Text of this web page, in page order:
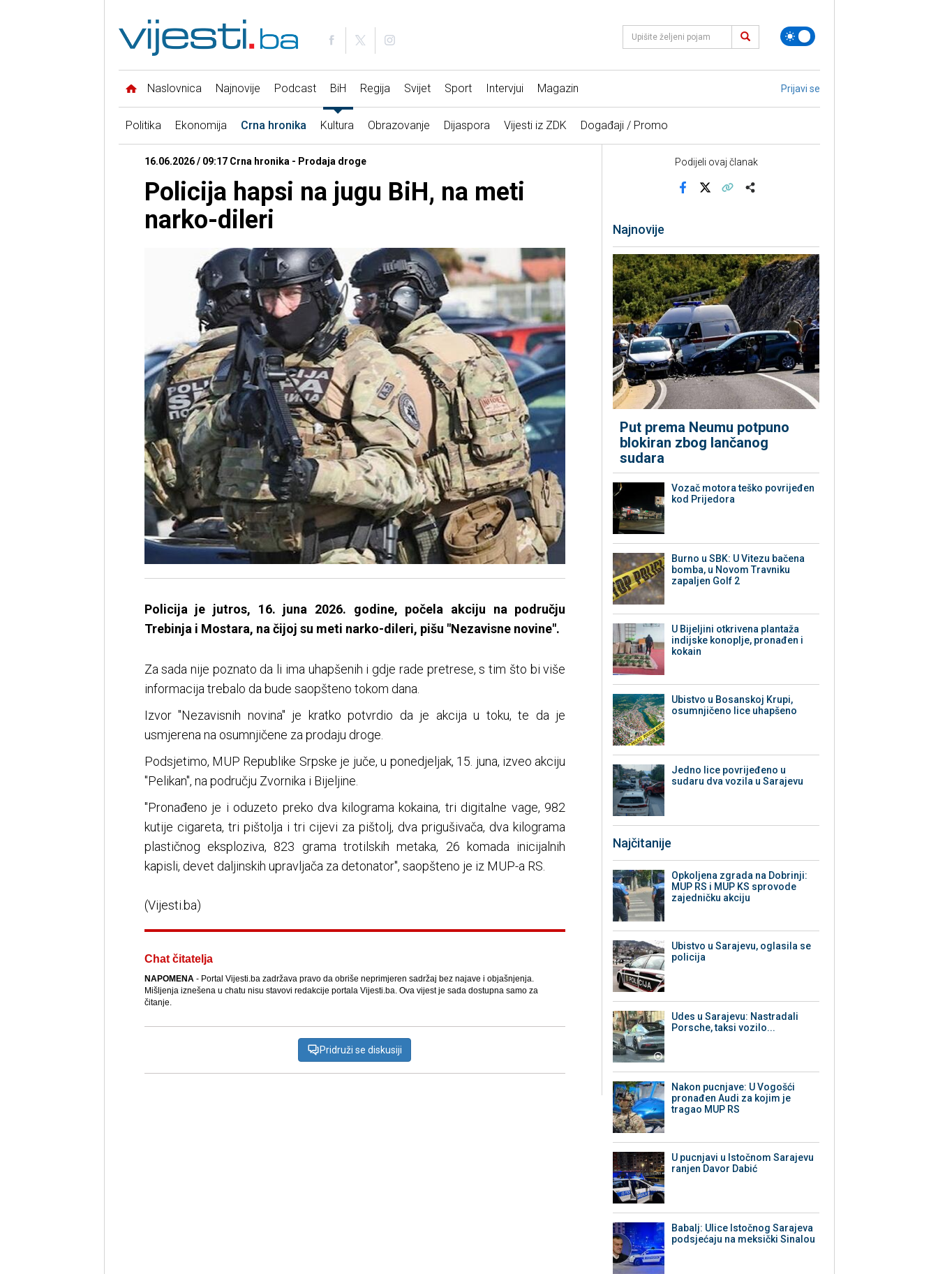
Naslovnica Najnovije Podcast BiH Regija Svijet Sport Intervjui Magazin Prijavi se
Politika Ekonomija Crna hronika Kultura Obrazovanje Dijaspora Vijesti iz ZDK Događaji / Promo
16.06.2026 / 09:17 Crna hronika - Prodaja droge
Policija hapsi na jugu BiH, na meti
narko-dileri
Policija je jutros, 16. juna 2026. godine, počela akciju na području
Trebinja i Mostara, na čijoj su meti narko-dileri, pišu "Nezavisne novine".
Za sada nije poznato da li ima uhapšenih i gdje rade pretrese, s tim što bi više
informacija trebalo da bude saopšteno tokom dana.
Izvor "Nezavisnih novina" je kratko potvrdio da je akcija u toku, te da je
usmjerena na osumnjičene za prodaju droge.
Podsjetimo, MUP Republike Srpske je juče, u ponedjeljak, 15. juna, izveo akciju
"Pelikan", na području Zvornika i Bijeljine.
"Pronađeno je i oduzeto preko dva kilograma kokaina, tri digitalne vage, 982
kutije cigareta, tri pištolja i tri cijevi za pištolj, dva prigušivača, dva kilograma
plastičnog eksploziva, 823 grama trotilskih metaka, 26 komada inicijalnih
kapisli, devet daljinskih upravljača za detonator", saopšteno je iz MUP-a RS.
(Vijesti.ba)
Chat čitatelja
NAPOMENA- Portal Vijesti.ba zadržava pravo da obriše neprimjeren sadržaj bez najave i objašnjenja.
Mišljenja iznešena u chatu nisu stavovi redakcije portala Vijesti.ba. Ova vijest je sada dostupna samo za
čitanje.
Pridruži se diskusiji
Podijeli ovaj članak
Najnovije
Put prema Neumu potpuno
blokiran zbog lančanog
sudara
Vozač motora teško povrijeđen
kod Prijedora
Burno u SBK: U Vitezu bačena
bomba, u Novom Travniku
zapaljen Golf 2
​U Bijeljini otkrivena plantaža
indijske konoplje, pronađen i
kokain
Ubistvo u Bosanskoj Krupi,
osumnjičeno lice uhapšeno
Јedno lice povrijeđeno u
sudaru dva vozila u Sarajevu
Najčitanije
Opkoljena zgrada na Dobrinji:
MUP RS i MUP KS sprovode
zajedničku akciju
Ubistvo u Sarajevu, oglasila se
policija
Udes u Sarajevu: Nastradali
Porsche, taksi vozilo...
Nakon pucnjave: U Vogošći
pronađen Audi za kojim je
tragao MUP RS
U pucnjavi u Istočnom Sarajevu
ranjen Davor Dabić
Babalj: Ulice Istočnog Sarajeva
podsjećaju na meksički Sinalou